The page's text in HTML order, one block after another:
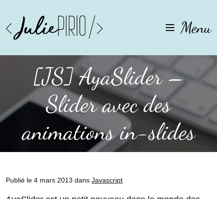
Menu
[JS] AyaSlider –
Slider avec des
animations in-slides
Publié le 4 mars 2013 dans Javascript